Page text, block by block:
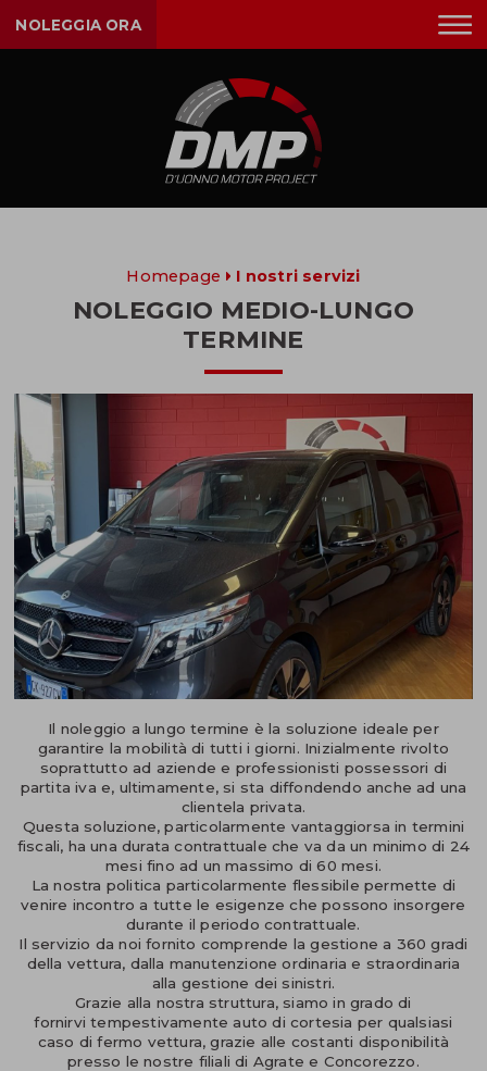
NOLEGGIA ORA
Homepage I nostri servizi
NOLEGGIO MEDIO-LUNGO
TERMINE
Il noleggio a lungo termine è la soluzione ideale per
garantire la mobilità di tutti i giorni. Inizialmente rivolto
soprattutto ad aziende e professionisti possessori di
partita iva e, ultimamente, si sta diffondendo anche ad una
clientela privata.
Questa soluzione, particolarmente vantaggiorsa in termini
fiscali, ha una durata contrattuale che va da un minimo di 24
mesi fino ad un massimo di 60 mesi.
La nostra politica particolarmente flessibile permette di
venire incontro a tutte le esigenze che possono insorgere
durante il periodo contrattuale.
Il servizio da noi fornito comprende la gestione a 360 gradi
della vettura, dalla manutenzione ordinaria e straordinaria
alla gestione dei sinistri.
Grazie alla nostra struttura, siamo in grado di
fornirvi tempestivamente auto di cortesia per qualsiasi
caso di fermo vettura, grazie alle costanti disponibilità
presso le nostre filiali di Agrate e Concorezzo.